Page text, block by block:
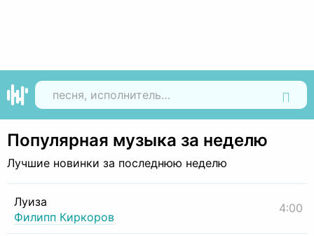
Популярная музыка за неделю
Лучшие новинки за последнюю неделю
Луиза
Филипп Киркоров
4:00